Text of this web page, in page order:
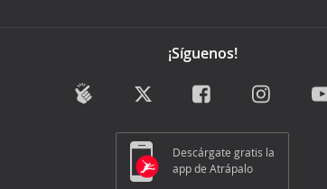
¡Síguenos!
Descárgate gratis la
app de Atrápalo